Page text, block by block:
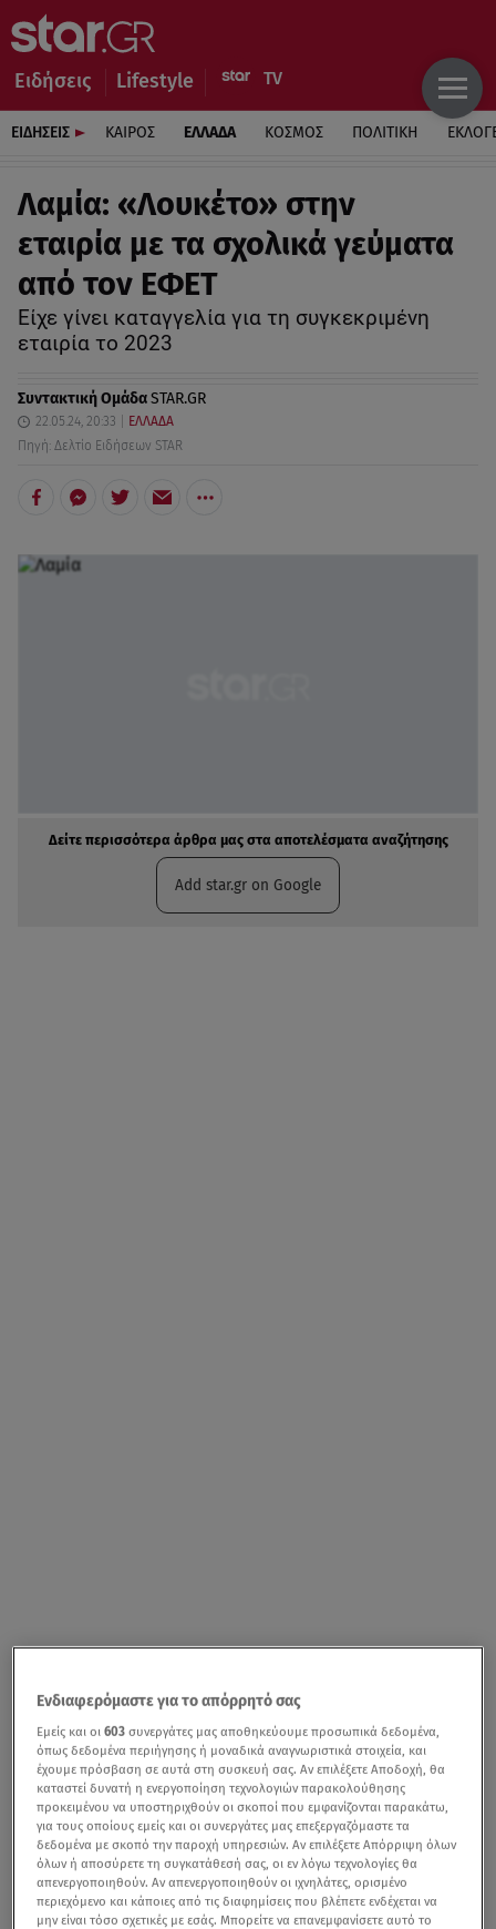
Ειδήσεις Lifestyle
ΕΙΔΗΣΕΙΣ ΚΑΙΡΟΣ ΕΛΛΑΔΑ ΚΟΣΜΟΣ ΠΟΛΙΤΙΚΗ
Λαμία: «Λουκέτο» στην
εταιρία με τα σχολικά γεύματα
από τον ΕΦΕΤ
Είχε γίνει καταγγελία για τη συγκεκριμένη
εταιρία το 2023
Συντακτική ΟμάδαSTAR.GR
22.05.24, 20:33
ΕΛΛΑΔΑ
Πηγή: Δελτίο Ειδήσεων STAR
Δείτε περισσότερα άρθρα μας στα αποτελέσματα αναζήτησης
Add star.gr on Google
Ενδιαφερόμαστε για το απόρρητό σας
Εμείς και οι603 συνεργάτες μας αποθηκεύουμε προσωπικά δεδομένα,
όπως δεδομένα περιήγησης ή μοναδικά αναγνωριστικά στοιχεία, και
έχουμε πρόσβαση σε αυτά στη συσκευή σας. Αν επιλέξετε Αποδοχή, θα
καταστεί δυνατή η ενεργοποίηση τεχνολογιών παρακολούθησης
προκειμένου να υποστηριχθούν οι σκοποί που εμφανίζονται παρακάτω,
για τους οποίους εμείς και οι συνεργάτες μας επεξεργαζόμαστε τα
δεδομένα με σκοπό την παροχή υπηρεσιών. Αν επιλέξετε Απόρριψη όλων
όλων ή αποσύρετε τη συγκατάθεσή σας, οι εν λόγω τεχνολογίες θα
απενεργοποιηθούν. Αν απενεργοποιηθούν οι ιχνηλάτες, ορισμένο
περιεχόμενο και κάποιες από τις διαφημίσεις που βλέπετε ενδέχεται να
μην είναι τόσο σχετικές με εσάς. Μπορείτε να επανεμφανίσετε αυτό το